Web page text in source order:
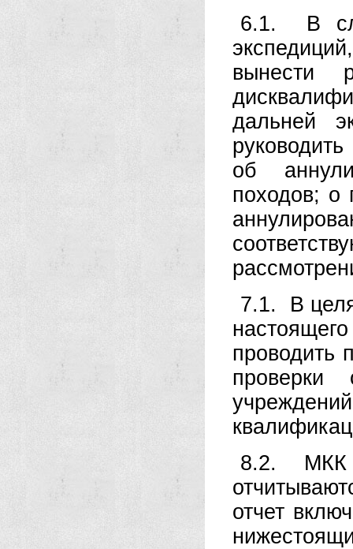
6.1. В
вынести
дальней
об
походов; о
7.1. В
проводить
проверки
8.2. МКК
отчет